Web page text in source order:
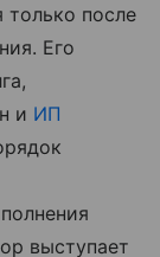
только после
Его
и ИП
выступает